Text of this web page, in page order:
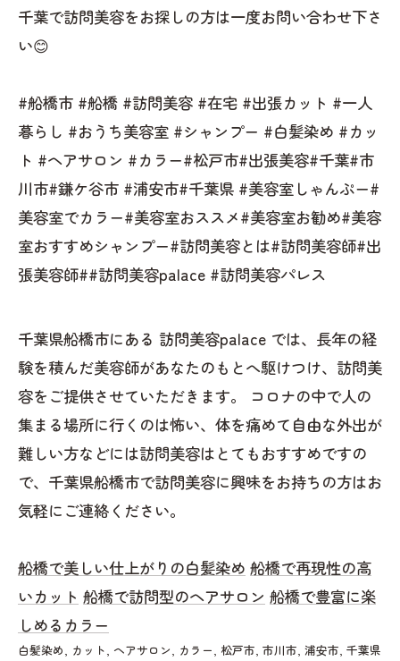
千葉で訪問美容をお探しの方は一度お問い合わせ下さ
い😊
#船橋市 #船橋 #訪問美容 #在宅 #出張カット #一人
暮らし #おうち美容室 #シャンプー #白髪染め #カッ
ト #ヘアサロン #カラー#松戸市#出張美容#千葉#市
川市#鎌ケ谷市 #浦安市#千葉県 #美容室しゃんぷー#
美容室でカラー#美容室おススメ#美容室お勧め#美容
室おすすめシャンプー#訪問美容とは#訪問美容師#出
張美容師##訪問美容palace #訪問美容パレス
千葉県船橋市にある 訪問美容palace では、長年の経
験を積んだ美容師があなたのもとへ駆けつけ、訪問美
容をご提供させていただきます。 コロナの中で人の
集まる場所に行くのは怖い、体を痛めて自由な外出が
難しい方などには訪問美容はとてもおすすめですの
で、千葉県船橋市で訪問美容に興味をお持ちの方はお
気軽にご連絡ください。
船橋で美しい仕上がりの白髪染め 船橋で再現性の高
いカット 船橋で訪問型のヘアサロン 船橋で豊富に楽
しめるカラー
白髪染め カット ヘアサロン カラー 松戸市 市川市 浦安市 千葉県